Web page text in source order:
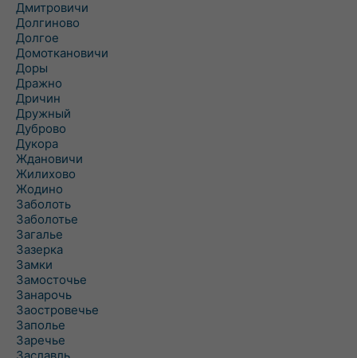
Дмитровичи
Долгиново
Долгое
Домоткановичи
Доры
Дражно
Дричин
Дружный
Дуброво
Дукора
Ждановичи
Жилихово
Жодино
Заболоть
Заболотье
Загалье
Зазерка
Замки
Замосточье
Занарочь
Заостровечье
Заполье
Заречье